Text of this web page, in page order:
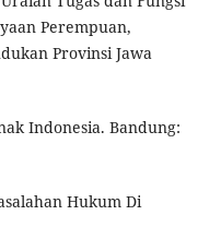
Perempuan,
Provinsi Jawa
Indonesia. Bandung:
Hukum Di